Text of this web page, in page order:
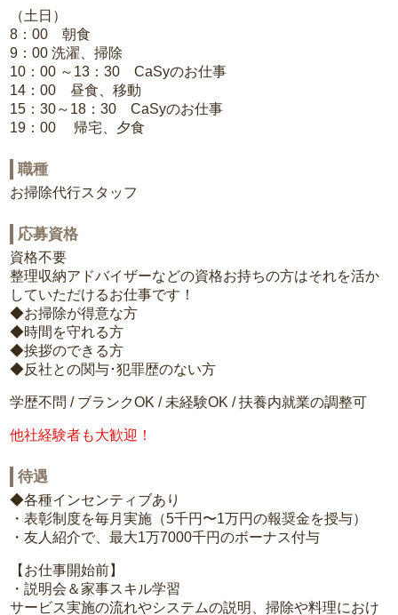
（土日）
8：00 朝食
9：00 洗濯、掃除
10：00 ～13：30 CaSyのお仕事
14：00 昼食、移動
15：30～18：30 CaSyのお仕事
19：00 帰宅、夕食
職種
お掃除代行スタッフ
応募資格
資格不要
整理収納アドバイザーなどの資格お持ちの方はそれを活か
していただけるお仕事です！
◆お掃除が得意な方
◆時間を守れる方
◆挨拶のできる方
◆反社との関与･犯罪歴のない方
学歴不問 / ブランクOK / 未経験OK / 扶養内就業の調整可
他社経験者も大歓迎！
待遇
◆各種インセンティブあり
・表彰制度を毎月実施（5千円〜1万円の報奨金を授与）
・友人紹介で、最大1万7000千円のボーナス付与
【お仕事開始前】
・説明会＆家事スキル学習
サービス実施の流れやシステムの説明、掃除や料理におけ